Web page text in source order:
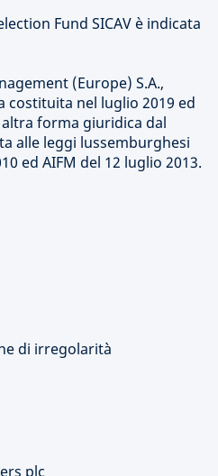
Fund SICAV è indicata
(Europe) S.A.,
costituita nel luglio 2019 ed
forma giuridica dal
alle leggi lussemburghesi
ed AIFM del 12 luglio 2013.
di irregolarità
plc